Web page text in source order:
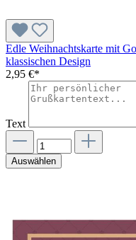
Edle Weihnachtskarte mit
klassischen Design
2,95 €*
Text
Auswählen